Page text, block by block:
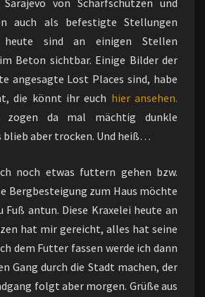
von Scharfschützen und
auch als befestigte Stellungen
sind an einigen Stellen
Beton sichtbar. Einige Bilder der
angesagte Lost Places sind, habe
die könnt ihr euch hier ansehen.
zogen da mal mächtig dunkle
blieb aber trocken. Und heiß…
noch etwas futtern gehen bzw.
Bergbesteigung zum Haus möchte
Fuß antun. Diese Kraxelei heute an
hat mir gereicht, alles hat seine
dem Futter fassen werde ich dann
Gang durch die Stadt machen, der
folgt aber morgen. Grüße aus